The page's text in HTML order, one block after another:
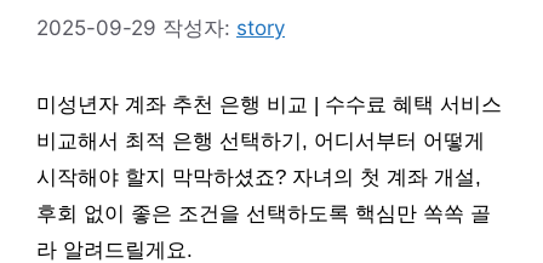
2025-09-29 작성자: story
미성년자 계좌 추천 은행 비교 | 수수료 혜택 서비스
비교해서 최적 은행 선택하기, 어디서부터 어떻게
시작해야 할지 막막하셨죠? 자녀의 첫 계좌 개설,
후회 없이 좋은 조건을 선택하도록 핵심만 쏙쏙 골
라 알려드릴게요.